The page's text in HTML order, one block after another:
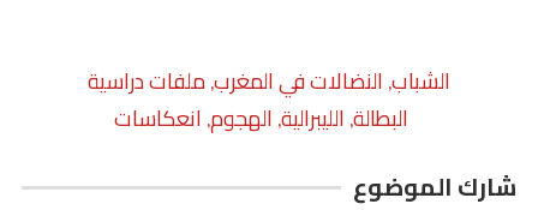
الشباب, النضالات في المغرب, ملفات دراسية
البطالة, الليبرالية, الهجوم, انعكاسات
شارك الموضوع